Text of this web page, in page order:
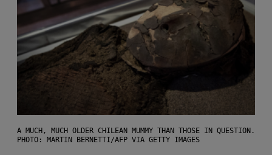
A MUCH, MUCH OLDER CHILEAN MUMMY THAN THOSE IN QUESTION.
PHOTO: MARTIN BERNETTI/AFP VIA GETTY IMAGES